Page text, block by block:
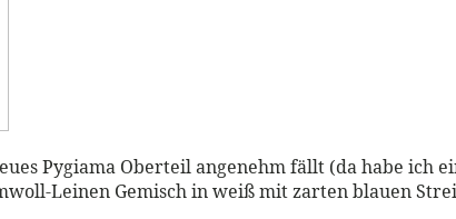
Pygiama Oberteil angenehm fällt (da habe ich
Leinen Gemisch in weiß mit zarten blauen